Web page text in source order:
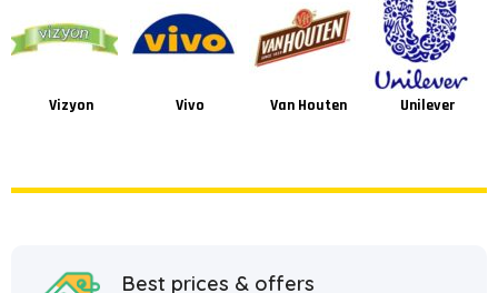
Vizyon Vivo Van Houten Unilever
Best prices & offers